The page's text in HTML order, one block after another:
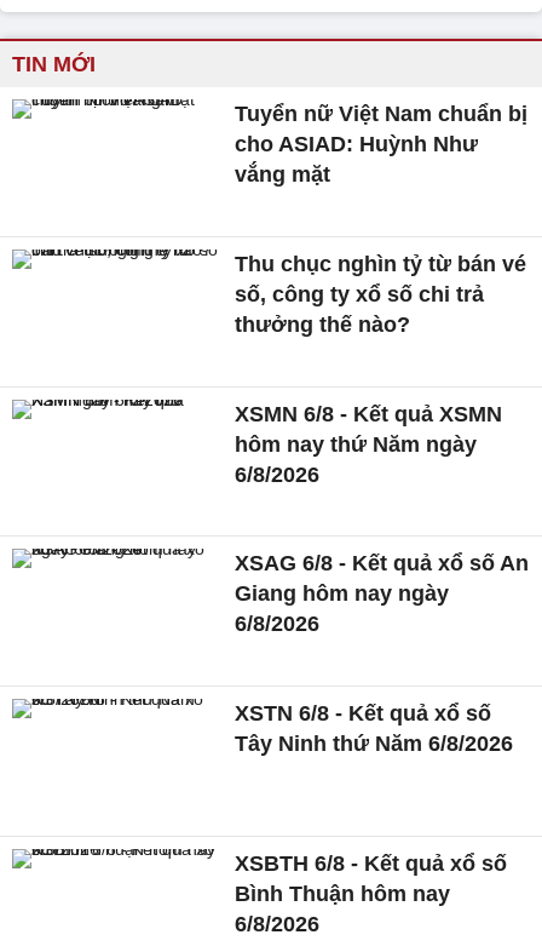
TIN MỚI
Tuyển nữ Việt Nam chuẩn bị
cho ASIAD: Huỳnh Như
vắng mặt
Thu chục nghìn tỷ từ bán vé
số, công ty xổ số chi trả
thưởng thế nào?
XSMN 6/8 - Kết quả XSMN
hôm nay thứ Năm ngày
6/8/2026
XSAG 6/8 - Kết quả xổ số An
Giang hôm nay ngày
6/8/2026
XSTN 6/8 - Kết quả xổ số
Tây Ninh thứ Năm 6/8/2026
XSBTH 6/8 - Kết quả xổ số
Bình Thuận hôm nay
6/8/2026